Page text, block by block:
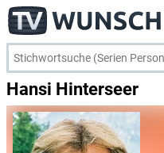
Hansi Hinterseer